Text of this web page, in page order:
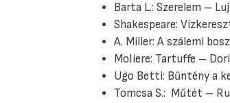
Barta L.: Szerelem –
Shakespeare:
A. Miller: A szálemi
Moliere: Tartuffe –
Ugo Betti: Bűntény a
Tomcsa S.: Műtét –